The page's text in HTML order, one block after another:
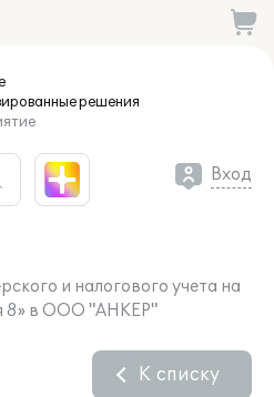
решения
Вход
и налогового учета на
8» в ООО "АНКЕР"
К списку